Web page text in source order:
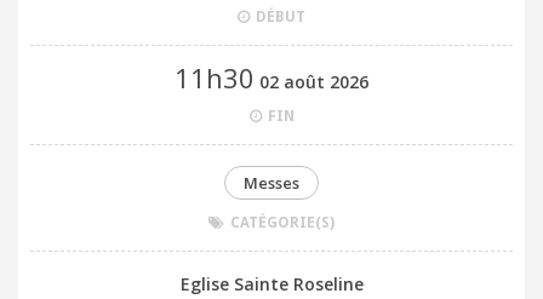
DÉBUT
11h30 02 août 2026
FIN
Messes
CATÉGORIE(S)
Eglise Sainte Roseline